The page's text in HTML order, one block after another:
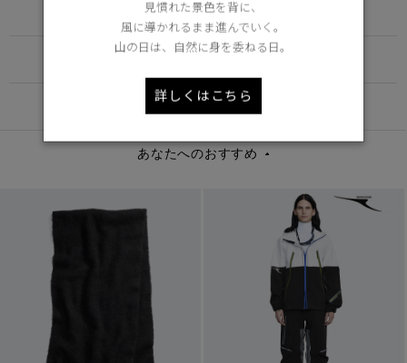
Learn more about TEI
DETAIL
あなたへのおすすめ
見慣れた景色を背に、
風に導かれるまま進んでいく。
山の日は、自然に身を委ねる日。
詳しくはこちら